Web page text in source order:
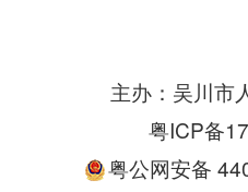
主办：吴川市
粤ICP备
粤公网安备